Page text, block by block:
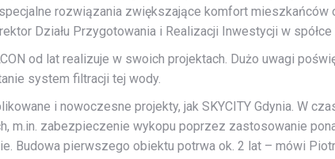
rozwiązania zwiększające komfort mieszkańców
Działu Przygotowania i Realizacji Inwestycji w
od lat realizuje w swoich projektach. Dużo uwagi
system filtracji tej wody.
i nowoczesne projekty, jak SKYCITY Gdynia. W
m.in. zabezpieczenie wykopu poprzez zastosowanie
Budowa pierwszego obiektu potrwa ok. 2 lat – mówi